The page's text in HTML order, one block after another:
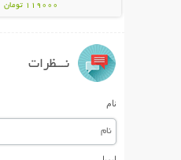
119000 تومان
نـــظرات
نام